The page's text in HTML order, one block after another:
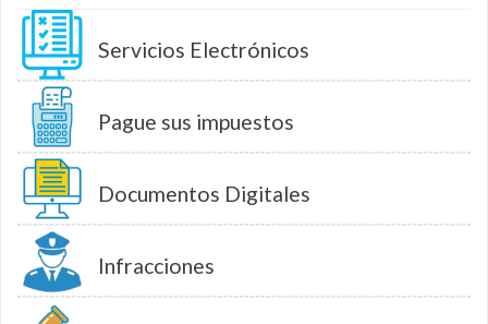
Servicios Electrónicos
Pague sus impuestos
Documentos Digitales
Infracciones